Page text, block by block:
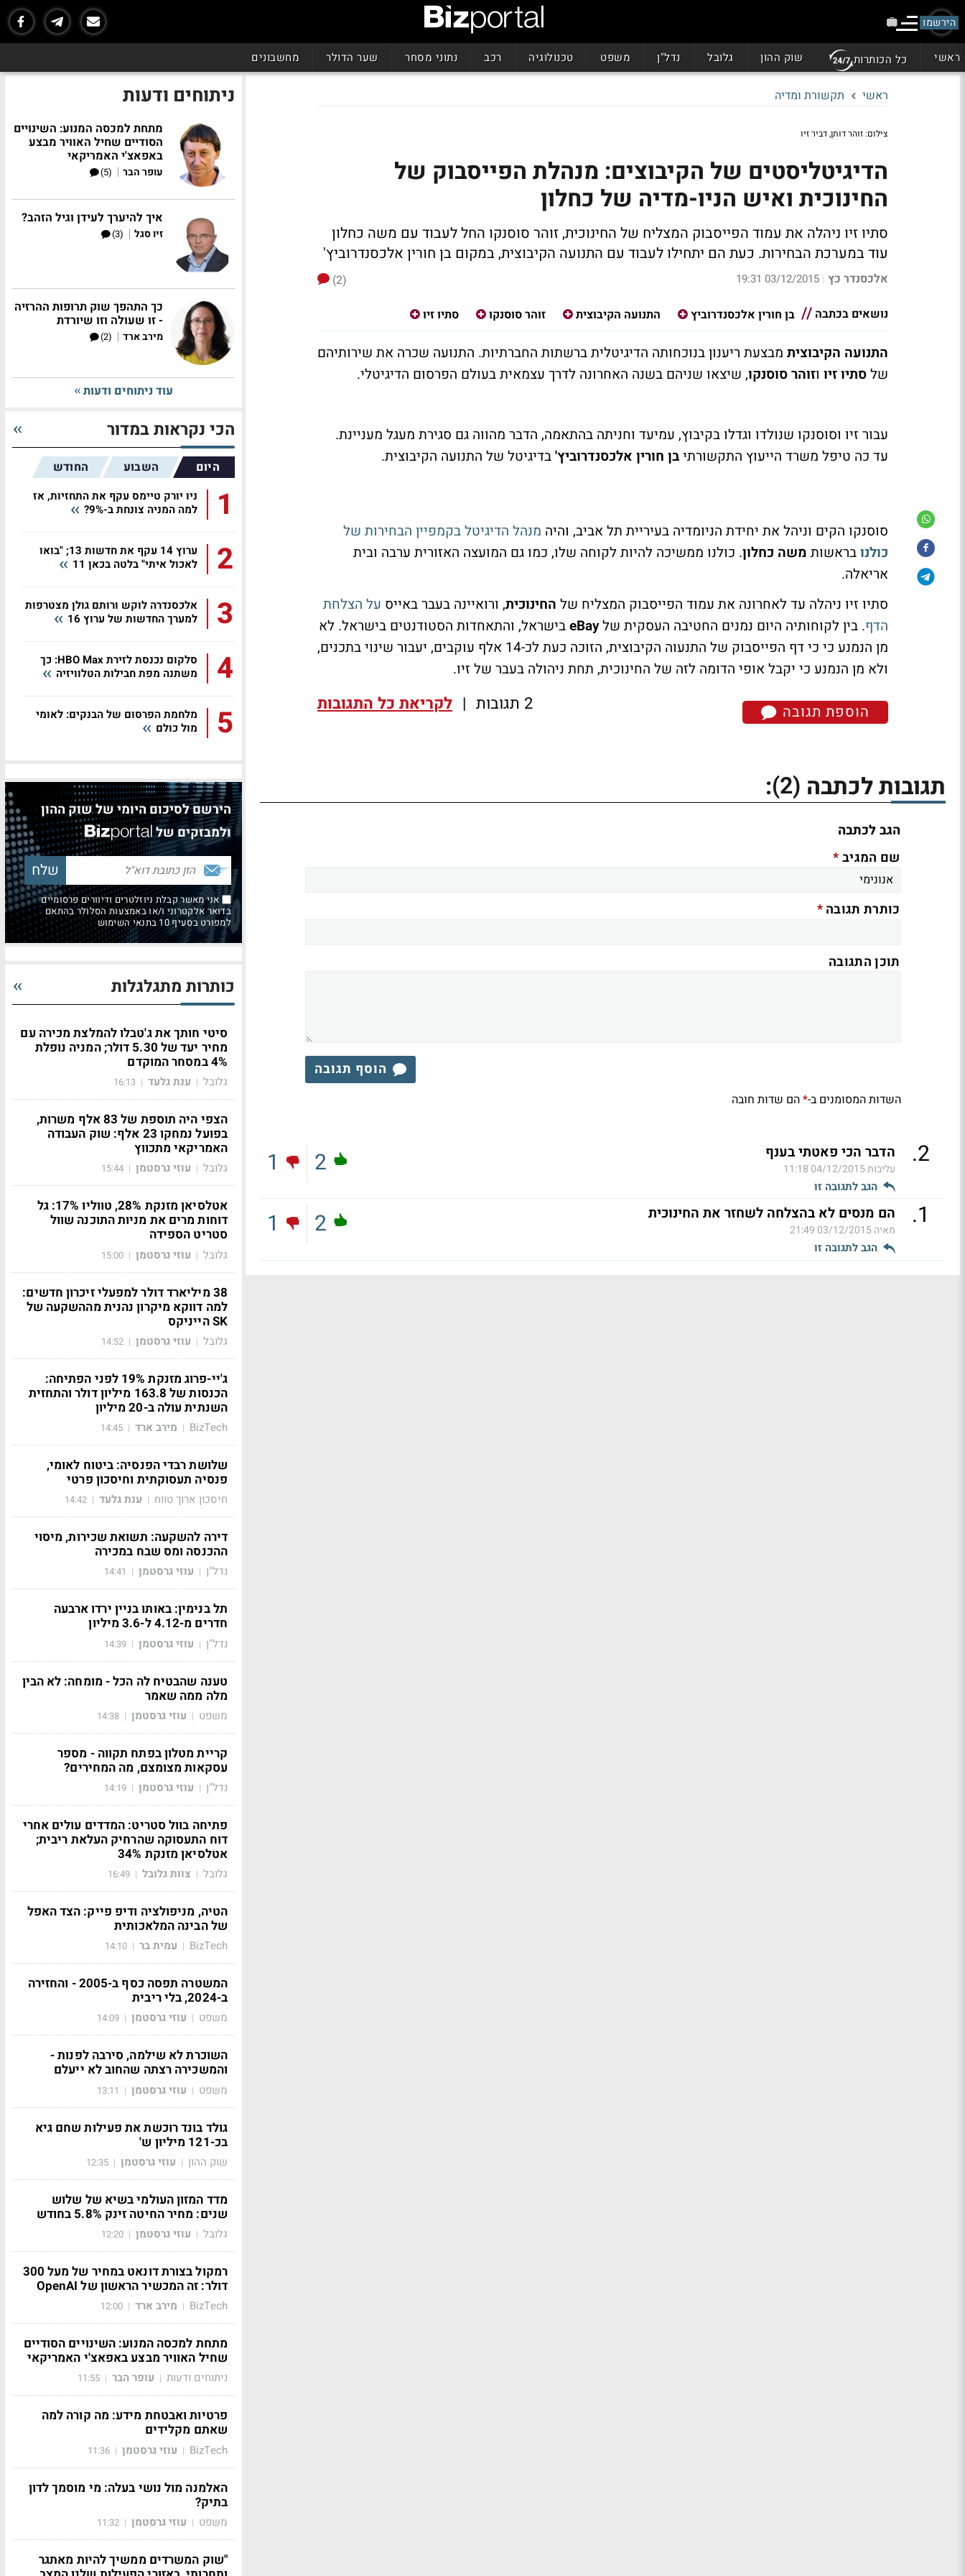
הירשמו
ראשי כל הכותרות שוק ההון גלובל נדל"ן משפט טכנולוגיה רכב נתוני מסחר שער הדולר מחשבונים
ראשי תקשורת ומדיה
צילום: זוהר דותן, דביר זיו
הדיגיטליסטים של הקיבוצים: מנהלת הפייסבוק של
החינוכית ואיש הניו-מדיה של כחלון
סתיו זיו ניהלה את עמוד הפייסבוק המצליח של החינוכית, זוהר סוסנקו החל לעבוד עם משה כחלון
עוד במערכת הבחירות. כעת הם יתחילו לעבוד עם התנועה הקיבוצית, במקום בן חורין אלכסנדרוביץ'
אלכסנדר כץ |
03/12/2015 19:31
(2)
נושאים בכתבה
בן חורין אלכסנדרוביץ התנועה הקיבוצית זוהר סוסנקו סתיו זיו
התנועה הקיבוצית מבצעת ריענון בנוכחותה הדיגיטלית ברשתות החברתיות. התנועה שכרה את שירותיהם
שלסתיו זיו וזוהר סוסנקו, שיצאו שניהם בשנה האחרונה לדרך עצמאית בעולם הפרסום הדיגיטלי.
עבור זיו וסוסנקו שנולדו וגדלו בקיבוץ, עמיעד וחניתה בהתאמה, הדבר מהווה גם סגירת מעגל מעניינת.
עד כה טיפל משרד הייעוץ התקשורתיבן חורין אלכסנדרוביץ'בדיגיטל של התנועה הקיבוצית.
סוסנקו הקים וניהל את יחידת הניומדיה בעיריית תל אביב, והיה מנהל הדיגיטל בקמפיין הבחירות של
כולנובראשות משה כחלון. כולנו ממשיכה להיות לקוחה שלו, כמו גם המועצה האזורית ערבה ובית
אריאלה.
סתיו זיו ניהלה עד לאחרונה את עמוד הפייסבוק המצליח של החינוכית, ורואיינה בעבר באייס על הצלחת
הדף. בין לקוחותיה היום נמנים החטיבה העסקית שלeBayבישראל, והתאחדות הסטודנטים בישראל. לא
מן הנמנע כי כי דף הפייסבוק של התנעוה הקיבוצית, הזוכה כעת לכ-14 אלף עוקבים, יעבור שינוי בתכנים,
ולא מן הנמנע כי יקבל אופי הדומה לזה של החינוכית, תחת ניהולה בעבר של זיו.
הוספת תגובה 2 תגובות | לקריאת כל התגובות
תגובות לכתבה (2)
:
הגב לכתבה
שם המגיב*
כותרת תגובה*
תוכן התגובה
הוסף תגובה
השדות המסומנים ב-*הם שדות חובה
2
. הדבר הכי פאטתי בענף
עליבות04/12/2015 11:18
הגב לתגובה זו
2
1
1
. הם מנסים לא בהצלחה לשחזר את החינוכית
מאיה03/12/2015 21:49
הגב לתגובה זו
2
1
ניתוחים ודעות
מתחת למכסה המנוע: השינויים
הסודיים שחיל האוויר מבצע
באפאצ'י האמריקאי
עופר הבר |
(5)
איך להיערך לעידן וגיל הזהב?
זיו סגל |
(3)
כך התהפך שוק תרופות ההרזיה
- זו שעולה וזו שיורדת
מירב ארד |
(2)
עוד ניתוחים ודעות
הכי נקראות במדור
היום השבוע החודש
1
ניו יורק טיימס עקף את התחזיות, אז
למה המניה צונחת ב-9%?
2
ערוץ 14 עקף את חדשות 13; "בואו
לאכול איתי" בלטה בכאן 11
3
אלכסנדרה לוקש ורותם גולן מצטרפות
למערך החדשות של ערוץ 16
4
סלקום נכנסת לזירת HBO Max: כך
משתנה מפת חבילות הטלוויזיה
5
מלחמת הפרסום של הבנקים: לאומי
מול כולם
הירשם לסיכום היומי של שוק ההון
ולמבזקים של
אני מאשר קבלת ניוזלטרים ודיוורים פרסומיים
בדואר אלקטרוני ו/או באמצעות הסלולר בהתאם
למפורט בסעיף 10 בתנאי השימוש
כותרות מתגלגלות
סיטי חותך את ג'טבלו להמלצת מכירה עם
מחיר יעד של 5.30 דולר; המניה נופלת
4% במסחר המוקדם
גלובל | ענת גלעד |
16:13
הצפי היה תוספת של 83 אלף משרות,
בפועל נמחקו 23 אלף: שוק העבודה
האמריקאי מתכווץ
גלובל | עוזי גרסטמן |
15:44
אטלסיאן מזנקת 28%, טווליו 17%: גל
דוחות מרים את מניות התוכנה שוול
סטריט הספידה
גלובל | עוזי גרסטמן |
15:00
38 מיליארד דולר למפעלי זיכרון חדשים:
למה דווקא מיקרון נהנית מההשקעה של
SK הייניקס
גלובל | עוזי גרסטמן |
14:52
ג'יי-פרוג מזנקת 19% לפני הפתיחה:
הכנסות של 163.8 מיליון דולר והתחזית
השנתית עולה ב-20 מיליון
BizTech
| מירב ארד |
14:45
שלושת רבדי הפנסיה: ביטוח לאומי,
פנסיה תעסוקתית וחיסכון פרטי
חיסכון ארוך טווח | ענת גלעד |
14:42
דירה להשקעה: תשואת שכירות, מיסוי
ההכנסה ומס שבח במכירה
נדל"ן | עוזי גרסטמן |
14:41
תל בנימין: באותו בניין ירדו ארבעה
חדרים מ-4.12 ל-3.6 מיליון
נדל"ן | עוזי גרסטמן |
14:39
טענה שהבטיח לה הכל - מומחה: לא הבין
מלה ממה שאמר
משפט | עוזי גרסטמן |
14:38
קריית מטלון בפתח תקווה - מספר
עסקאות מצומצם, מה המחירים?
נדל"ן | עוזי גרסטמן |
14:19
פתיחה בוול סטריט: המדדים עולים אחרי
דוח התעסוקה שהרחיק העלאת ריבית;
אטלסיאן מזנקת 34%
גלובל | צוות גלובל |
16:49
הטיה, מניפולציה ודיפ פייק: הצד האפל
של הבינה המלאכותית
BizTech
| עמית בר |
14:10
המשטרה תפסה כסף ב-2005 - והחזירה
ב-2024, בלי ריבית
משפט | עוזי גרסטמן |
14:09
השוכרת לא שילמה, סירבה לפנות -
והמשכירה רצתה שהחוב לא ייעלם
משפט | עוזי גרסטמן |
13:11
גולד בונד רוכשת את פעילות שחם גיא
בכ-121 מיליון ש'
שוק ההון | עוזי גרסטמן |
12:35
מדד המזון העולמי בשיא של שלוש
שנים: מחיר החיטה זינק 5.8% בחודש
גלובל | עוזי גרסטמן |
12:20
רמקול בצורת דונאט במחיר של מעל 300
דולר: זה המכשיר הראשון של OpenAI
BizTech
| מירב ארד |
12:00
מתחת למכסה המנוע: השינויים הסודיים
שחיל האוויר מבצע באפאצ'י האמריקאי
ניתוחים ודעות | עופר הבר |
11:55
פרטיות ואבטחת מידע: מה קורה למה
שאתם מקלידים
BizTech
| עוזי גרסטמן |
11:36
האלמנה מול נושי בעלה: מי מוסמך לדון
בתיק?
משפט | עוזי גרסטמן |
11:32
"שוק המשרדים ממשיך להיות מאתגר